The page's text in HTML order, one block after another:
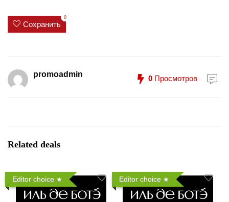
Сохранить
0
promoadmin 0 Просмотров
Related deals
Editor choice Editor choice